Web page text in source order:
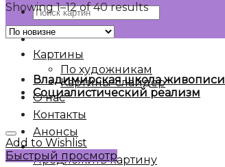
Искать:
Картины
По художникам
Картины-слайдер
О нас
Контакты
Анонсы
Предложить картину
Showing 1–12 of 40 results
Владимирская школа живописи
Социалистический реализм
Add to Wishlist
Быстрый просмотр